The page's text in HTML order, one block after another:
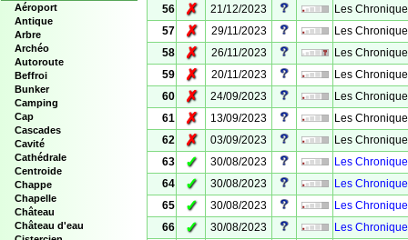
Aéroport
Antique
Arbre
Archéo
Autoroute
Beffroi
Bunker
Camping
Cap
Cascades
Cavité
Cathédrale
Centroide
Chappe
Chapelle
Château
Château d'eau
56
✗ 21/12/2023
Les
57
✗ 29/11/2023
Les
58
✗ 26/11/2023
Les
59
✗ 20/11/2023
Les
60
✗ 24/09/2023
Les
61
✗ 13/09/2023
Les
62
✗ 03/09/2023
Les
63
✓ 30/08/2023
Les
64
✓ 30/08/2023
Les
65
✓ 30/08/2023
Les
66
✓ 30/08/2023
Les